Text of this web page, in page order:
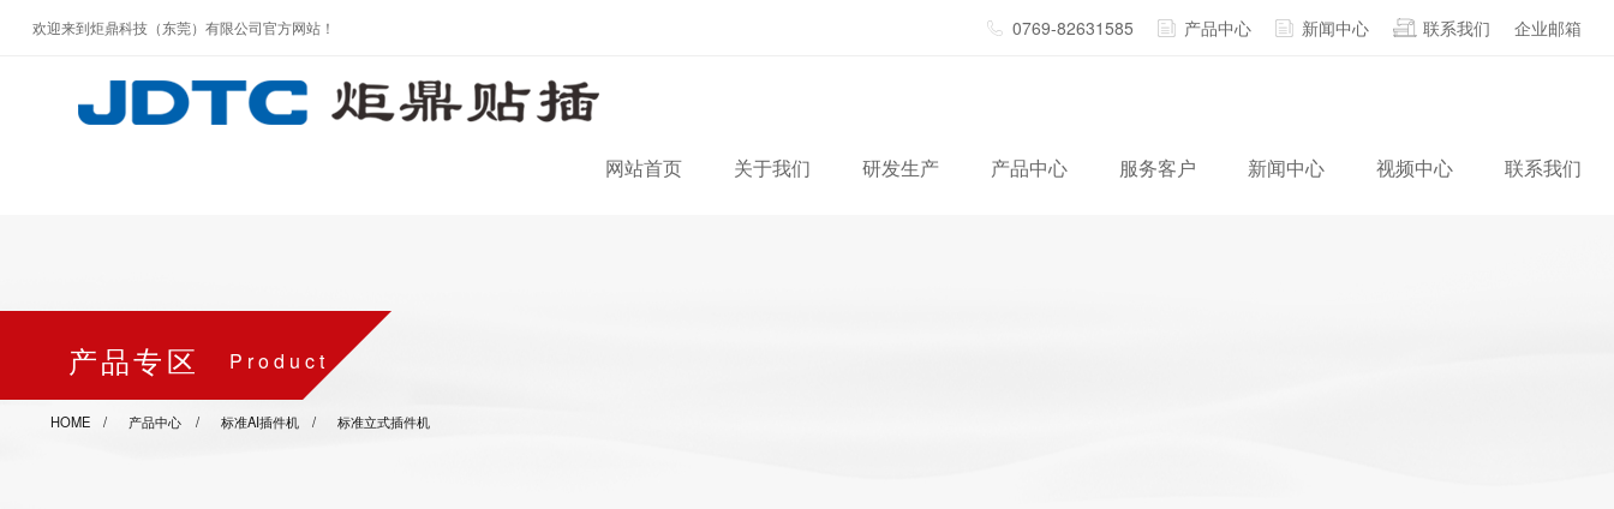
欢迎来到炬鼎科技（东莞）有限公司官方网站！ 0769-82631585 产品中心 新闻中心 联系我们 企业邮箱
网站首页 关于我们 研发生产 产品中心 服务客户 新闻中心 视频中心 联系我们
产品专区 Product
HOME 产品中心 标准AI插件机 标准立式插件机